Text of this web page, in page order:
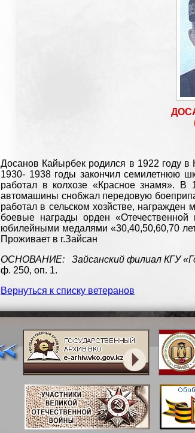
Досанов Кайырбек родился в 1922 году в
1930- 1938 годы закончил семилетнюю
работал в колхозе «Красное знамя».
автомашины снобжал передовую
работал в сельском хозйстве,
боевые награды орден
юбилейными медалями «30,40,50,60,70
Проживает в г.Зайсан
ОСНОВАНИЕ: Зайсанский филиал КГУ
ф. 250, оп. 1.
Вернуться к списку ветеранов